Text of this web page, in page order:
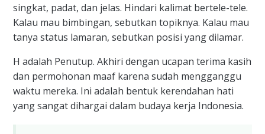
singkat, padat, dan jelas. Hindari kalimat bertele-tele.
Kalau mau bimbingan, sebutkan topiknya. Kalau mau
tanya status lamaran, sebutkan posisi yang dilamar.
H adalah Penutup. Akhiri dengan ucapan terima kasih
dan permohonan maaf karena sudah mengganggu
waktu mereka. Ini adalah bentuk kerendahan hati
yang sangat dihargai dalam budaya kerja Indonesia.